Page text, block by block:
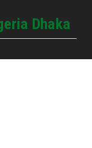
Dhaka